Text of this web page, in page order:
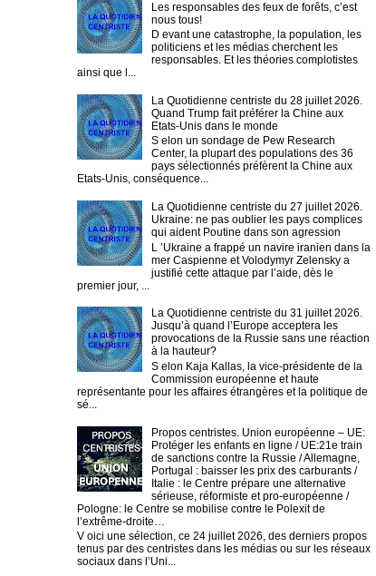
Les responsables des feux de forêts, c’est
nous tous!
D evant une catastrophe, la population, les
politiciens et les médias cherchent les
responsables. Et les théories complotistes
ainsi que l...
La Quotidienne centriste du 28 juillet 2026.
Quand Trump fait préférer la Chine aux
Etats-Unis dans le monde
S elon un sondage de Pew Research
Center, la plupart des populations des 36
pays sélectionnés préfèrent la Chine aux
Etats-Unis, conséquence...
La Quotidienne centriste du 27 juillet 2026.
Ukraine: ne pas oublier les pays complices
qui aident Poutine dans son agression
L ’Ukraine a frappé un navire iranien dans la
mer Caspienne et Volodymyr Zelensky a
justifié cette attaque par l’aide, dès le
premier jour, ...
La Quotidienne centriste du 31 juillet 2026.
Jusqu’à quand l’Europe acceptera les
provocations de la Russie sans une réaction
à la hauteur?
S elon Kaja Kallas, la vice-présidente de la
Commission européenne et haute
représentante pour les affaires étrangères et la politique de
sé...
Propos centristes. Union européenne – UE:
Protéger les enfants en ligne / UE:21e train
de sanctions contre la Russie / Allemagne,
Portugal : baisser les prix des carburants /
Italie : le Centre prépare une alternative
sérieuse, réformiste et pro-européenne /
Pologne: le Centre se mobilise contre le Polexit de
l’extrême-droite…
V oici une sélection, ce 24 juillet 2026, des derniers propos
tenus par des centristes dans les médias ou sur les réseaux
sociaux dans l’Uni...